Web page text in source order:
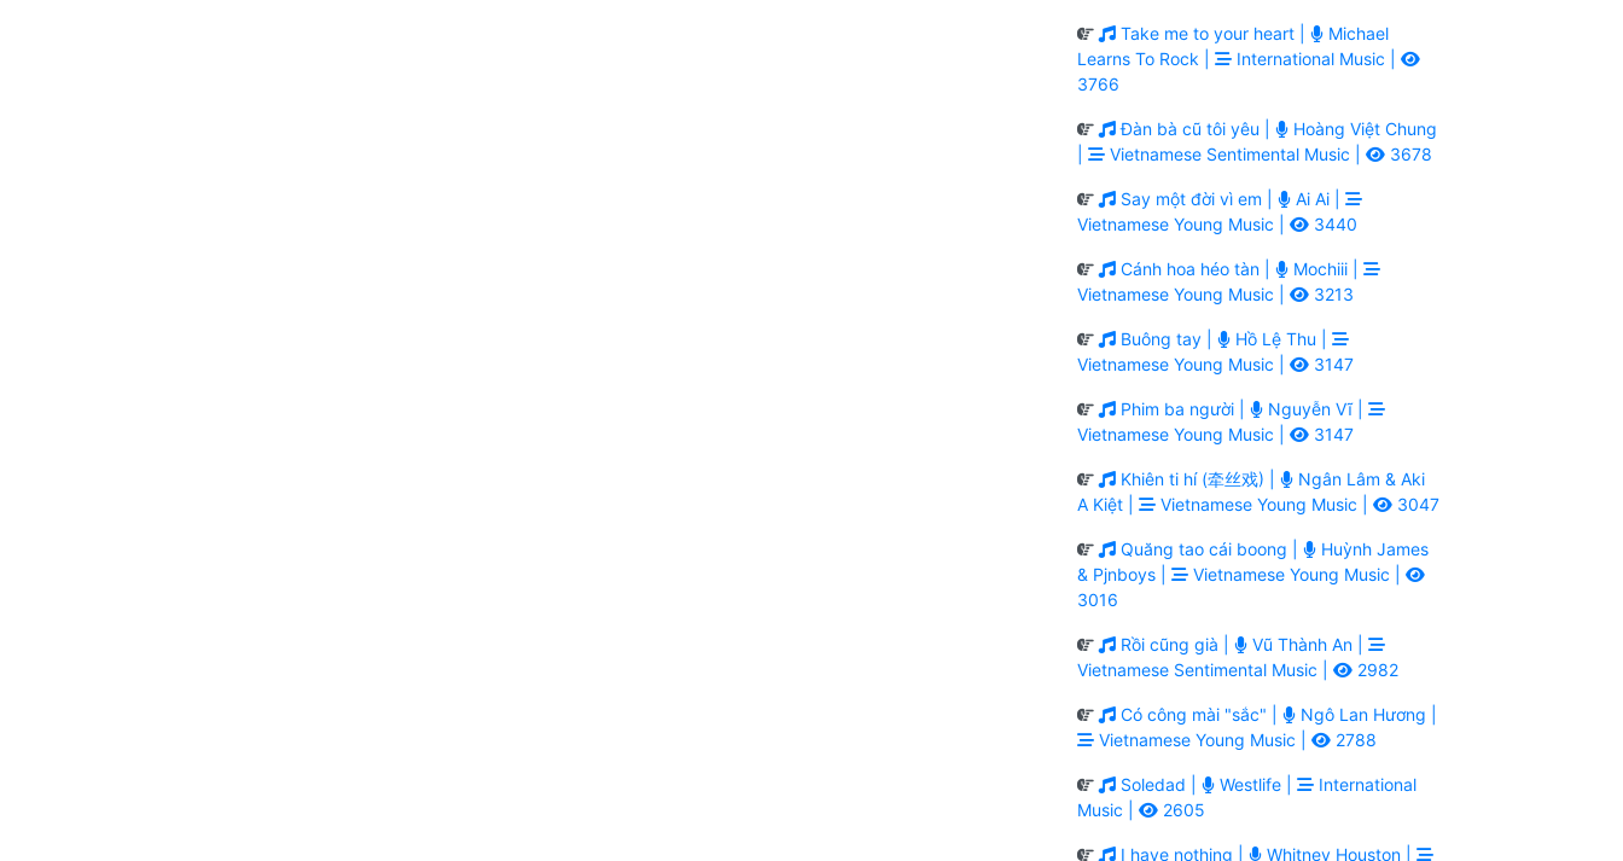
Take me to your heart |
Michael
Learns To Rock |
International Music |
3766
Đàn bà cũ tôi yêu |
Hoàng Việt Chung
Vietnamese Sentimental Music | 3678
Say một đời vì em |
Ai Ai |
Vietnamese Young Music |
3440
Cánh hoa héo tàn |
Mochiii |
Vietnamese Young Music |
3213
Buông tay |
Hồ Lệ Thu |
Vietnamese Young Music |
3147
Phim ba người |
Nguyễn Vĩ |
Vietnamese Young Music |
3147
Khiên ti hí (牵丝戏) |
Ngân Lâm & Aki
A Kiệt |
Vietnamese Young Music | 3047
Quăng tao cái boong |
Huỳnh James
& Pjnboys |
Vietnamese Young Music |
3016
Rồi cũng già |
Vũ Thành An |
Vietnamese Sentimental Music |
2982
Có công mài "sắc" |
Ngô Lan Hương |
Vietnamese Young Music |
2788
Soledad | Westlife |
International
Music |
2605
I have nothing | Whitney Houston |